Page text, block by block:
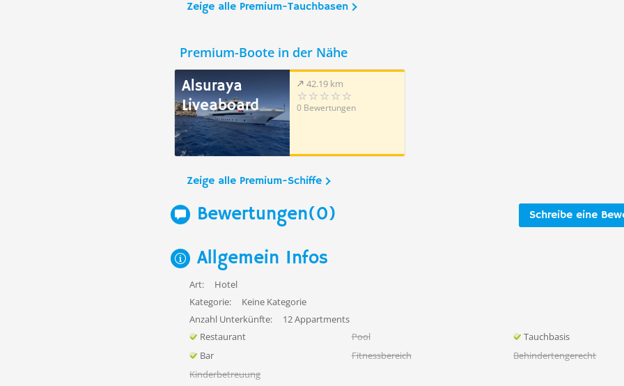
Zeige alle Premium-Tauchbasen
Premium-Boote in der Nähe
Alsuraya
Liveaboard
42.19 km
0 Bewertungen
Zeige alle Premium-Schiffe
Schreibe eine
Bewertungen(0)
Allgemein Infos
Art:
Hotel
Kategorie:
Keine Kategorie
Anzahl Unterkünfte:
12 Appartments
Restaurant
Pool
Tauchbasis
Bar
Fitnessbereich
Behindertengerecht
Kinderbetreuung